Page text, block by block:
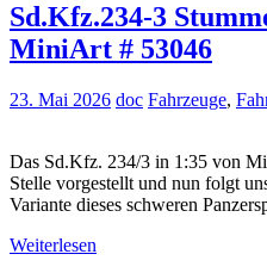
Sd.Kfz.234-3
MiniArt # 53046
23. Mai 2026 doc Fahrzeuge,
Das Sd.Kfz. 234/3 in 1:35 von
Stelle vorgestellt und nun folgt
Variante dieses schweren
Weiterlesen